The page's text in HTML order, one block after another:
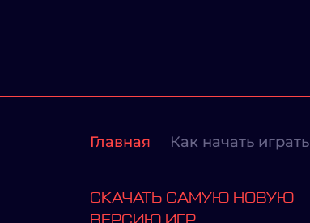
Главная Как начать играть
СКАЧАТЬ САМУЮ НОВУЮ
ВЕРСИЮ ИГР